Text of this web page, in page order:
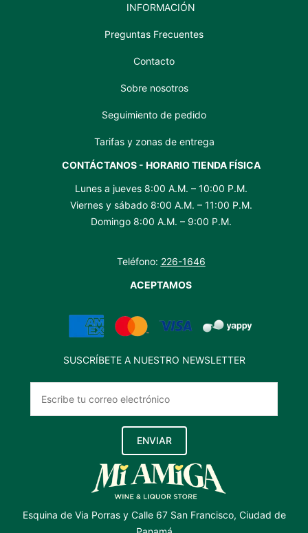
INFORMACIÓN
Preguntas Frecuentes
Contacto
Sobre nosotros
Seguimiento de pedido
Tarifas y zonas de entrega
CONTÁCTANOS - HORARIO TIENDA FÍSICA
Lunes a jueves 8:00 A.M. – 10:00 P.M.
Viernes y sábado 8:00 A.M. – 11:00 P.M.
Domingo 8:00 A.M. – 9:00 P.M.
Teléfono: 226-1646
ACEPTAMOS
SUSCRÍBETE A NUESTRO NEWSLETTER
ENVIAR
Esquina de Via Porras y Calle 67 San Francisco, Ciudad de